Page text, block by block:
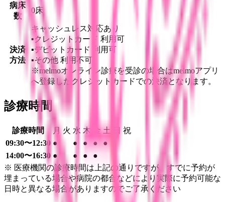
病床
数
0床
決済
方法
キャッシュレス対応あり
▪︎クレジットカード 利用可
▪︎デビットカード
利用可
▪︎その他 利用不可
※melmoオンライン診療を受診の場合はmelmoアプリ
へ登録したクレジットカードでの決済となります。
診療時間
診療時間 月 火 水 木 金 土
祝
09:30〜12:30 ● ● ● ●
●
14:00〜16:30 ● ● ●
●
※ 医療機関の診療時間は上記の通りですが、すでに予約が
埋まっている場合や病院の都合などにより実際に予約可能な
日時と異なる場合がありますのでご了承ください